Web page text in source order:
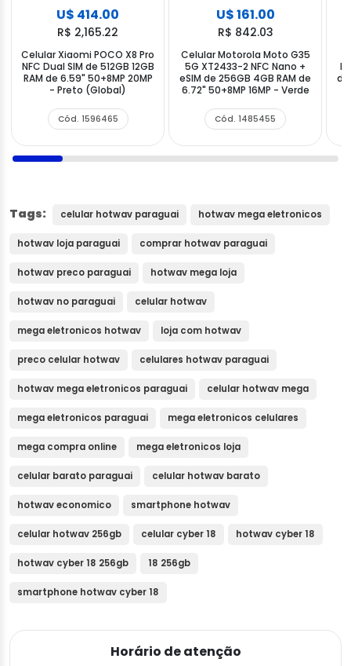
U$ 414.00
R$ 2,165.22
Celular Xiaomi POCO X8 Pro
NFC Dual SIM de 512GB 12GB
RAM de 6.59" 50+8MP 20MP
- Preto (Global)
Cód. 1596465
U$ 161.00
R$ 842.03
Celular Motorola Moto G35
5G XT2433-2 NFC Nano +
eSIM de 256GB 4GB RAM de
6.72" 50+8MP 16MP - Verde
Cód. 1485455
de
Tags: celular hotwav paraguai hotwav mega eletronicos
hotwav loja paraguai comprar hotwav paraguai
hotwav preco paraguai hotwav mega loja
hotwav no paraguai celular hotwav
mega eletronicos hotwav loja com hotwav
preco celular hotwav celulares hotwav paraguai
hotwav mega eletronicos paraguai celular hotwav mega
mega eletronicos paraguai mega eletronicos celulares
mega compra online mega eletronicos loja
celular barato paraguai celular hotwav barato
hotwav economico smartphone hotwav
celular hotwav 256gb celular cyber 18 hotwav cyber 18
hotwav cyber 18 256gb 18 256gb
smartphone hotwav cyber 18
Horário de atenção